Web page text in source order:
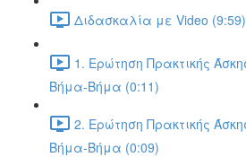
Διδασκαλία με Video (9:59)
1. Ερώτηση Πρακτικής
Βήμα-Βήμα (0:11)
2. Ερώτηση Πρακτικής
Βήμα-Βήμα (0:09)